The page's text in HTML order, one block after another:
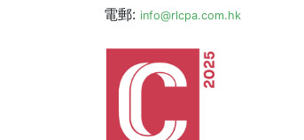
電郵: info@rlcpa.com.hk